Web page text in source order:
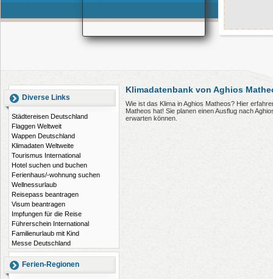
Diverse Links
Städtereisen Deutschland
Flaggen Weltweit
Wappen Deutschland
Klimadaten Weltweite
Tourismus International
Hotel suchen und buchen
Ferienhaus/-wohnung suchen
Wellnessurlaub
Reisepass beantragen
Visum beantragen
Impfungen für die Reise
Führerschein International
Familienurlaub mit Kind
Messe Deutschland
Ferien-Regionen
Klimadatenbank von Aghios
Wie ist das Klima in Aghios Matheos? Hier
Matheos hat! Sie planen einen Ausflug nach
erwarten können.